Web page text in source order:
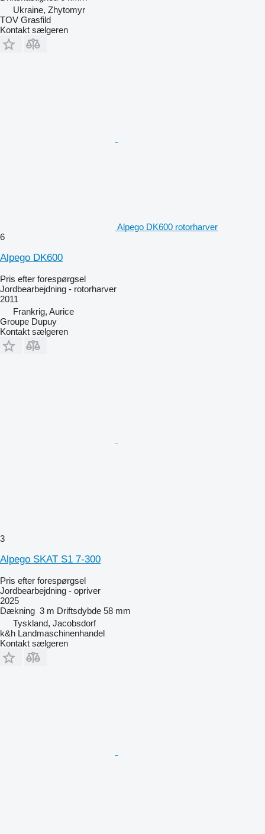
Ukraine, Zhytomyr
TOV Grasfild
Kontakt sælgeren
Alpego DK600 rotorharver
6
Alpego DK600
Pris efter forespørgsel
Jordbearbejdning - rotorharver
2011
Frankrig, Aurice
Groupe Dupuy
Kontakt sælgeren
3
Alpego SKAT S1 7-300
Pris efter forespørgsel
Jordbearbejdning - opriver
2025
Dækning 3 m Driftsdybde 58 mm
Tyskland, Jacobsdorf
k&h Landmaschinenhandel
Kontakt sælgeren